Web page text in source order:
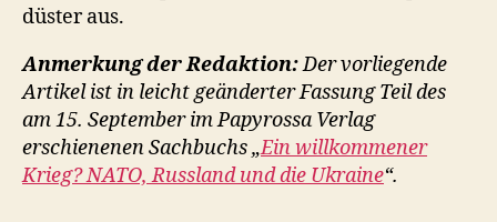
düster aus.
Anmerkung der Redaktion:Der vorliegende
Artikel ist in leicht geänderter Fassung Teil des
am 15. September im Papyrossa Verlag
erschienenen Sachbuchs „Ein willkommener
Krieg? NATO, Russland und die Ukraine“.